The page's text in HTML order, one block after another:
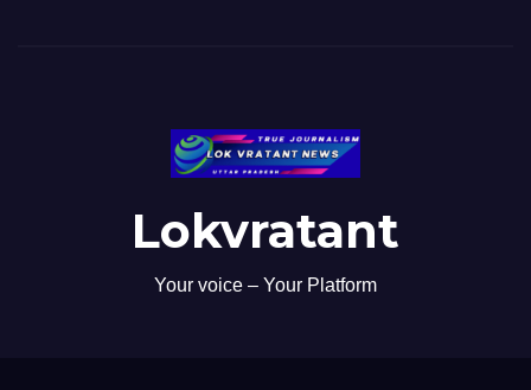
Lokvratant
Your voice – Your Platform